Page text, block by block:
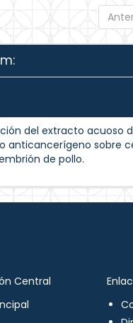
del extracto acuoso
anticancerígeno sobre
de pollo.
Central